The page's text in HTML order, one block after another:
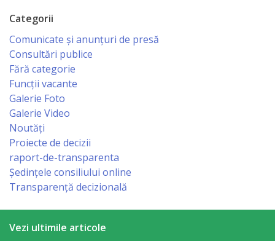
Secretarul
Consiliului
Consilieri
Comisii
de
specialitate
Regulamentul
Consiliului
Dispoziții
Categorii
Comunicate și anunțuri de presă
Consultări publice
Fără categorie
Funcții vacante
Galerie Foto
Galerie Video
Noutăți
Proiecte de decizii
raport-de-transparenta
Ședințele consiliului online
Transparență decizională
Vezi ultimile articole